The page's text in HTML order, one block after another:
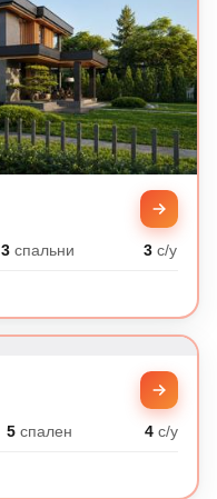
3спальни 3 с/у
5спален 4с/у